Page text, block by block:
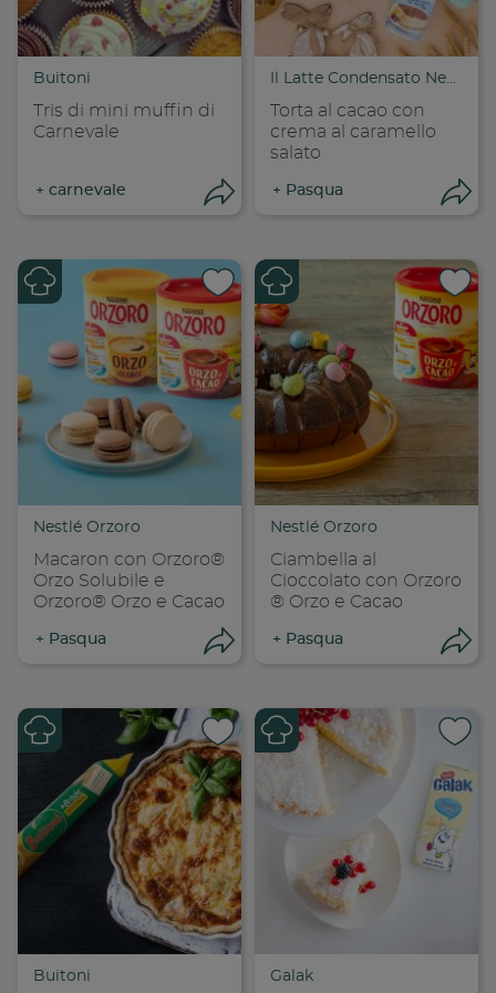
Copia link
Buitoni
Tris di mini muffin di
Carnevale
+ carnevale
Condividi su
Copia link
Torta al cacao con
crema al caramello
salato
+ Pasqua
Nestlé Orzoro
Macaron con Orzoro®
Orzo Solubile e
Orzoro® Orzo e Cacao
+ Pasqua
Condividi su
Copia link
Nestlé Orzoro
Ciambella al
Cioccolato con Orzoro
® Orzo e Cacao
+ Pasqua
Buitoni Galak